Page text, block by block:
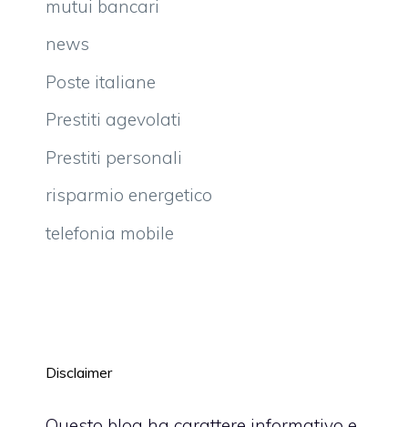
mutui bancari
news
Poste italiane
Prestiti agevolati
Prestiti personali
risparmio energetico
telefonia mobile
Disclaimer